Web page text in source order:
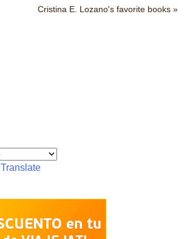
Cristina E. Lozano's favorite books »
Translate